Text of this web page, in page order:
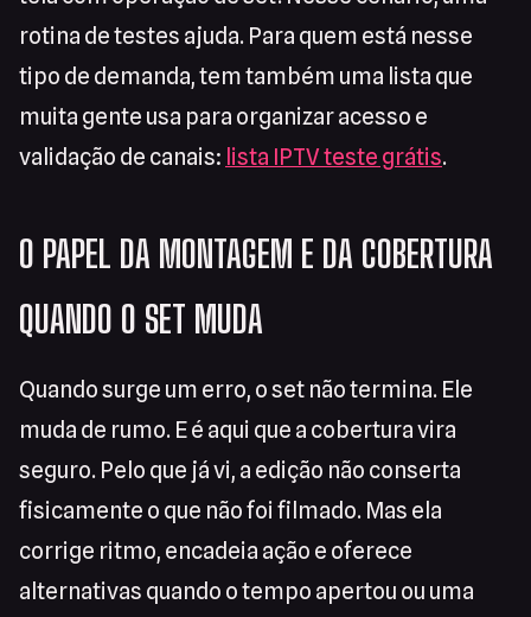
rotina de testes ajuda. Para quem está nesse
tipo de demanda, tem também uma lista que
muita gente usa para organizar acesso e
validação de canais: lista IPTV teste grátis.
O PAPEL DA MONTAGEM E DA COBERTURA
QUANDO O SET MUDA
Quando surge um erro, o set não termina. Ele
muda de rumo. E é aqui que a cobertura vira
seguro. Pelo que já vi, a edição não conserta
fisicamente o que não foi filmado. Mas ela
corrige ritmo, encadeia ação e oferece
alternativas quando o tempo apertou ou uma